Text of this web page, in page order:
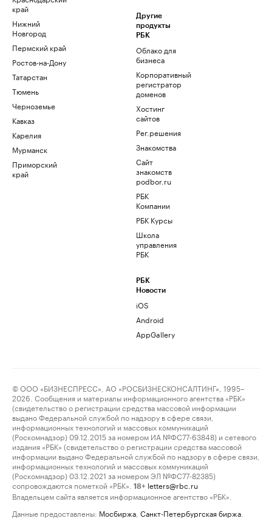
край
Нижний
Новгород
Пермский край
Ростов-на-Дону
Татарстан
Тюмень
Черноземье
Кавказ
Карелия
Мурманск
Приморский
край
Другие
продукты
РБК
Облако для
бизнеса
Корпоративный
регистратор
доменов
Хостинг
сайтов
Рег.решения
Знакомства
Сайт
знакомств
podbor.ru
РБК
Компании
РБК Курсы
Школа
управления
РБК
РБК
Новости
iOS
Android
AppGallery
© ООО «БИЗНЕСПРЕСС», АО «РОСБИЗНЕСКОНСАЛТИНГ», 1995–
2026. Сообщения и материалы информационного агентства «РБК»
(свидетельство о регистрации средства массовой информации
выдано Федеральной службой по надзору в сфере связи,
информационных технологий и массовых коммуникаций
(Роскомнадзор) 09.12.2015 за номером ИА №ФС77-63848) и сетевого
издания «РБК» (свидетельство о регистрации средства массовой
информации выдано Федеральной службой по надзору в сфере связи,
информационных технологий и массовых коммуникаций
(Роскомнадзор) 03.12.2021 за номером ЭЛ №ФС77-82385)
сопровождаются пометкой «РБК».
18+ letters@rbc.ru
Владельцем сайта является информационное агентство «РБК».
Данные предоставлены: Мосбиржа Санкт-Петербургская биржа